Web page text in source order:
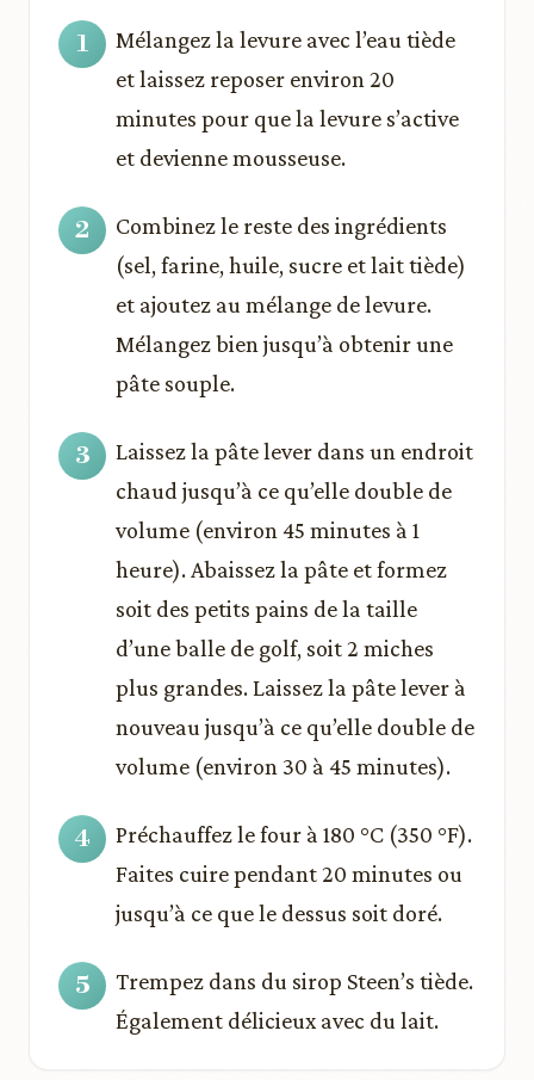
Mélangez la levure avec l’eau tiède
et laissez reposer environ 20
minutes pour que la levure s’active
et devienne mousseuse.
Combinez le reste des ingrédients
(sel, farine, huile, sucre et lait tiède)
et ajoutez au mélange de levure.
Mélangez bien jusqu’à obtenir une
pâte souple.
Laissez la pâte lever dans un endroit
chaud jusqu’à ce qu’elle double de
volume (environ 45 minutes à 1
heure). Abaissez la pâte et formez
soit des petits pains de la taille
d’une balle de golf, soit 2 miches
plus grandes. Laissez la pâte lever à
nouveau jusqu’à ce qu’elle double de
volume (environ 30 à 45 minutes).
Préchauffez le four à 180 °C (350 °F).
Faites cuire pendant 20 minutes ou
jusqu’à ce que le dessus soit doré.
Trempez dans du sirop Steen’s tiède.
Également délicieux avec du lait.